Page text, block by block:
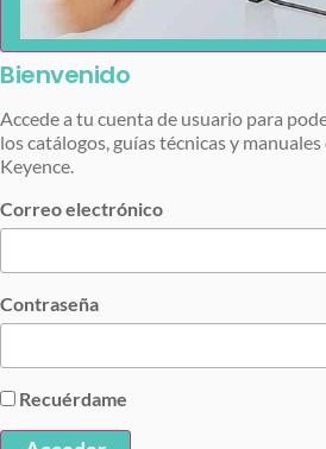
Bienvenido
Accede a tu cuenta de usuario para
los catálogos, guías técnicas y
Keyence.
Correo electrónico
Contraseña
Recuérdame